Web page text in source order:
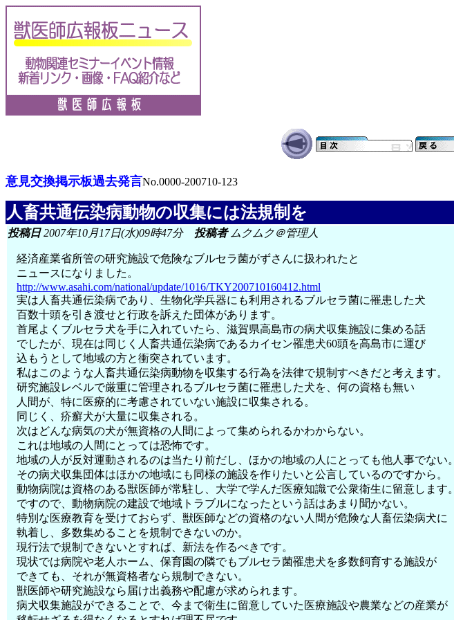
意見交換掲示板過去発言No.0000-200710-123
人畜共通伝染病動物の収集には法規制を
投稿日2007年10月17日(水)09時47分 投稿者ムクムク＠管理人
経済産業省所管の研究施設で危険なブルセラ菌がずさんに扱われたと
ニュースになりました。
http://www.asahi.com/national/update/1016/TKY200710160412.html
実は人畜共通伝染病であり、生物化学兵器にも利用されるブルセラ菌に罹患した犬
百数十頭を引き渡せと行政を訴えた団体があります。
首尾よくブルセラ犬を手に入れていたら、滋賀県高島市の病犬収集施設に集める話
でしたが、現在は同じく人畜共通伝染病であるカイセン罹患犬60頭を高島市に運び
込もうとして地域の方と衝突されています。
私はこのような人畜共通伝染病動物を収集する行為を法律で規制すべきだと考えます。
研究施設レベルで厳重に管理されるブルセラ菌に罹患した犬を、何の資格も無い
人間が、特に医療的に考慮されていない施設に収集される。
同じく、疥癬犬が大量に収集される。
次はどんな病気の犬が無資格の人間によって集められるかわからない。
これは地域の人間にとっては恐怖です。
地域の人が反対運動されるのは当たり前だし、ほかの地域の人にとっても他人事でない。
その病犬収集団体はほかの地域にも同様の施設を作りたいと公言しているのですから。
動物病院は資格のある獣医師が常駐し、大学で学んだ医療知識で公衆衛生に留意します。
ですので、動物病院の建設で地域トラブルになったという話はあまり聞かない。
特別な医療教育を受けておらず、獣医師などの資格のない人間が危険な人畜伝染病犬に
執着し、多数集めることを規制できないのか。
現行法で規制できないとすれば、新法を作るべきです。
現状では病院や老人ホーム、保育園の隣でもブルセラ菌罹患犬を多数飼育する施設が
できても、それが無資格者なら規制できない。
獣医師や研究施設なら届け出義務や配慮が求められます。
病犬収集施設ができることで、今まで衛生に留意していた医療施設や農業などの産業が